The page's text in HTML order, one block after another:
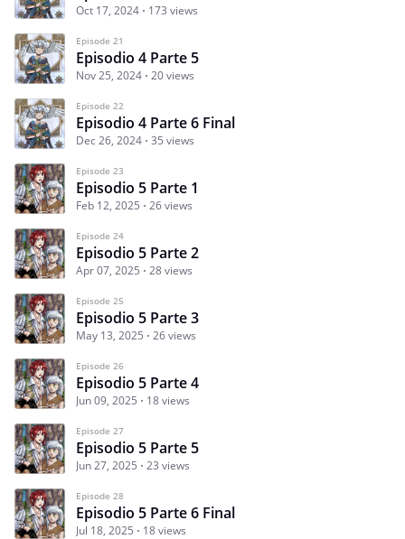
Oct 17, 2024 173 views
Episode 21
Episodio 4 Parte 5
Nov 25, 2024 20 views
Episode 22
Episodio 4 Parte 6 Final
Dec 26, 2024 35 views
Episode 23
Episodio 5 Parte 1
Feb 12, 2025 26 views
Episode 24
Episodio 5 Parte 2
Apr 07, 2025 28 views
Episode 25
Episodio 5 Parte 3
May 13, 2025 26 views
Episode 26
Episodio 5 Parte 4
Jun 09, 2025 18 views
Episode 27
Episodio 5 Parte 5
Jun 27, 2025 23 views
Episode 28
Episodio 5 Parte 6 Final
Jul 18, 2025 18 views